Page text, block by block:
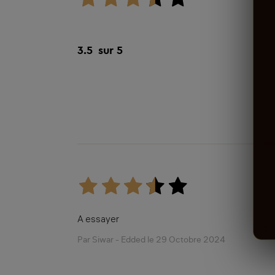
3.5 sur 5
A essayer
Par Siwar - Edded le 29 Octobre 2024